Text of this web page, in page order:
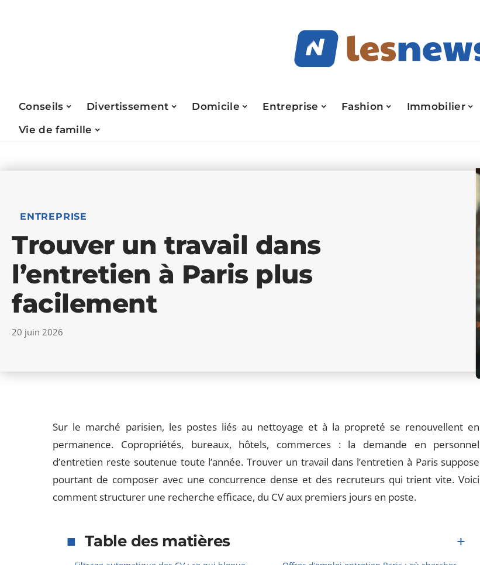
Conseils Divertissement Domicile Entreprise Fashion Immobilier
Vie de famille
ENTREPRISE
Trouver un travail dans
l’entretien à Paris plus
facilement
20 juin 2026
Sur le marché parisien, les postes liés au nettoyage et à la propreté se renouvellent en
permanence. Copropriétés, bureaux, hôtels, commerces : la demande en personnel
d’entretien reste soutenue toute l’année. Trouver un travail dans l’entretien à Paris suppose
pourtant de composer avec une concurrence dense et des recruteurs qui trient vite. Voici
comment structurer une recherche efficace, du CV aux premiers jours en poste.
Table des matières